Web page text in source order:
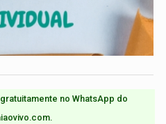
no WhatsApp do